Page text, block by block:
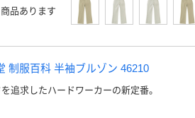
商品あります
制服百科 半袖ブルゾン 46210
追求したハードワーカーの新定番。